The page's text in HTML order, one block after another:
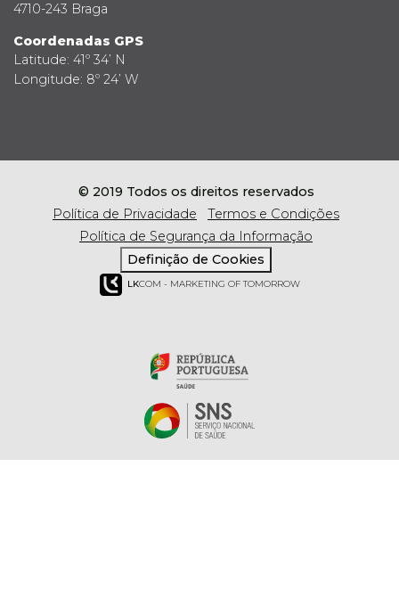
4710-243 Braga
Coordenadas GPS
Latitude: 41º 34’ N
Longitude: 8º 24’ W
© 2019 Todos os direitos reservados
Política de Privacidade
Termos e Condições
Política de Segurança da Informação
Definição de Cookies
LKCOM - MARKETING OF TOMORROW